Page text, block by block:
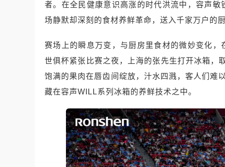
者。在全民健康意识高涨的时代洪流中，容声
场静默却深刻的食材养鲜革命，送入千家万户的厨
赛场上的瞬息万变，与厨房里食材的微妙变化
世俱杯紧张比赛之夜，上海的张先生打开冰箱，
饱满的果肉在唇齿间绽放，汁水四溅，客人们难
藏在容声WILL系列冰箱的养鲜技术之中。